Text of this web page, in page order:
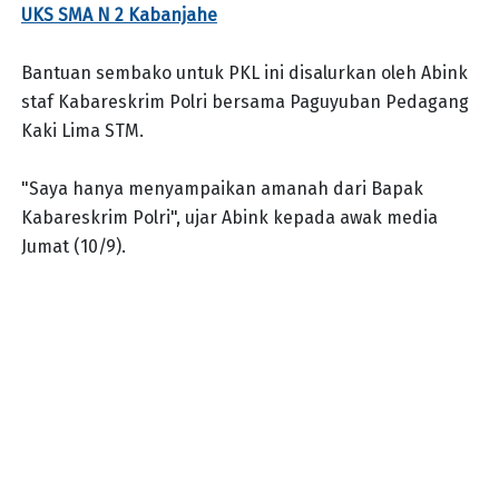
UKS SMA N 2 Kabanjahe
Bantuan sembako untuk PKL ini disalurkan oleh Abink
staf Kabareskrim Polri bersama Paguyuban Pedagang
Kaki Lima STM.
"Saya hanya menyampaikan amanah dari Bapak
Kabareskrim Polri", ujar Abink kepada awak media
Jumat (10/9).